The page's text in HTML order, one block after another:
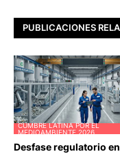
PUBLICACIONES
CUMBRE LATINA POR EL
MEDIOAMBIENTE 2026
Desfase regulatorio en